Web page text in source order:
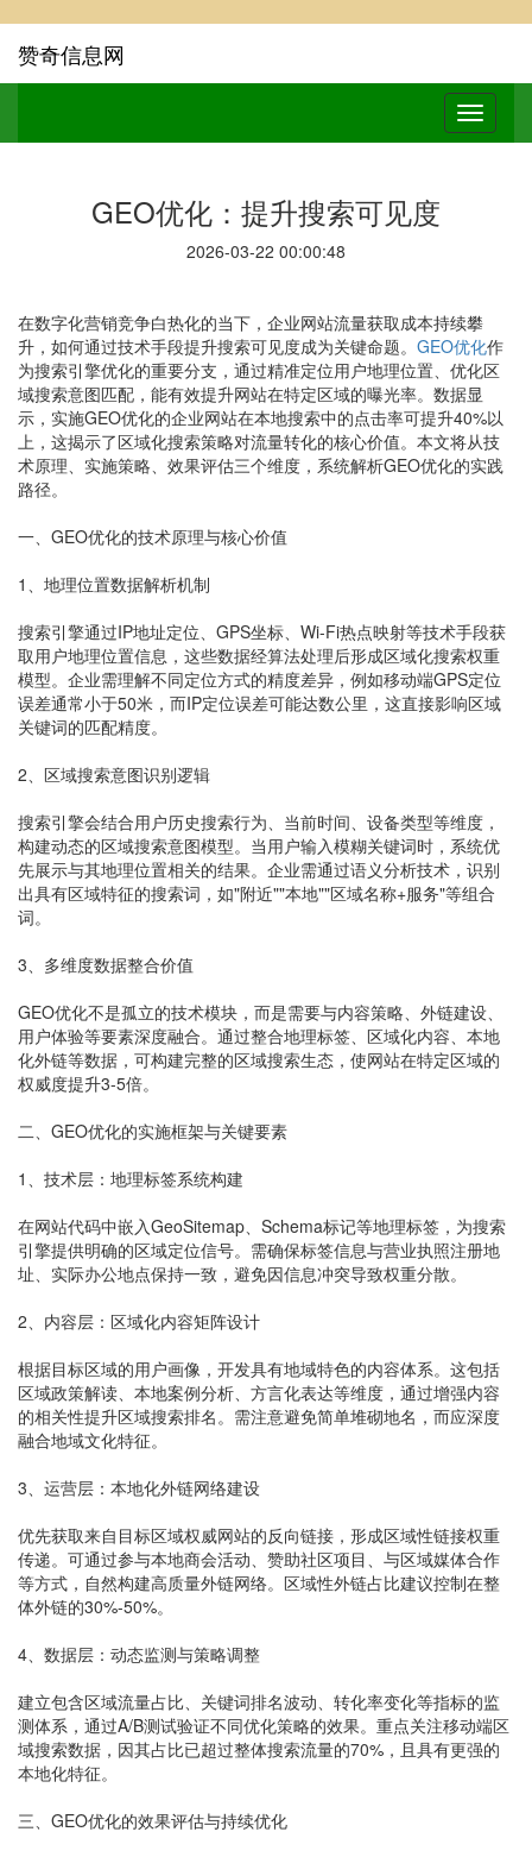
赞奇信息网
GEO优化：提升搜索可见度
2026-03-22 00:00:48
在数字化营销竞争白热化的当下，企业网站流量获取成本持续攀
升，如何通过技术手段提升搜索可见度成为关键命题。 GEO优化作
为搜索引擎优化的重要分支，通过精准定位用户地理位置、优化区
域搜索意图匹配，能有效提升网站在特定区域的曝光率。数据显
示，实施GEO优化的企业网站在本地搜索中的点击率可提升40%以
上，这揭示了区域化搜索策略对流量转化的核心价值。本文将从技
术原理、实施策略、效果评估三个维度，系统解析GEO优化的实践
路径。
一、GEO优化的技术原理与核心价值
1、地理位置数据解析机制
搜索引擎通过IP地址定位、GPS坐标、Wi-Fi热点映射等技术手段获
取用户地理位置信息，这些数据经算法处理后形成区域化搜索权重
模型。企业需理解不同定位方式的精度差异，例如移动端GPS定位
误差通常小于50米，而IP定位误差可能达数公里，这直接影响区域
关键词的匹配精度。
2、区域搜索意图识别逻辑
搜索引擎会结合用户历史搜索行为、当前时间、设备类型等维度，
构建动态的区域搜索意图模型。当用户输入模糊关键词时，系统优
先展示与其地理位置相关的结果。企业需通过语义分析技术，识别
出具有区域特征的搜索词，如"附近""本地""区域名称+服务"等组合
词。
3、多维度数据整合价值
GEO优化不是孤立的技术模块，而是需要与内容策略、外链建设、
用户体验等要素深度融合。通过整合地理标签、区域化内容、本地
化外链等数据，可构建完整的区域搜索生态，使网站在特定区域的
权威度提升3-5倍。
二、GEO优化的实施框架与关键要素
1、技术层：地理标签系统构建
在网站代码中嵌入GeoSitemap、Schema标记等地理标签，为搜索
引擎提供明确的区域定位信号。需确保标签信息与营业执照注册地
址、实际办公地点保持一致，避免因信息冲突导致权重分散。
2、内容层：区域化内容矩阵设计
根据目标区域的用户画像，开发具有地域特色的内容体系。这包括
区域政策解读、本地案例分析、方言化表达等维度，通过增强内容
的相关性提升区域搜索排名。需注意避免简单堆砌地名，而应深度
融合地域文化特征。
3、运营层：本地化外链网络建设
优先获取来自目标区域权威网站的反向链接，形成区域性链接权重
传递。可通过参与本地商会活动、赞助社区项目、与区域媒体合作
等方式，自然构建高质量外链网络。区域性外链占比建议控制在整
体外链的30%-50%。
4、数据层：动态监测与策略调整
建立包含区域流量占比、关键词排名波动、转化率变化等指标的监
测体系，通过A/B测试验证不同优化策略的效果。重点关注移动端区
域搜索数据，因其占比已超过整体搜索流量的70%，且具有更强的
本地化特征。
三、GEO优化的效果评估与持续优化